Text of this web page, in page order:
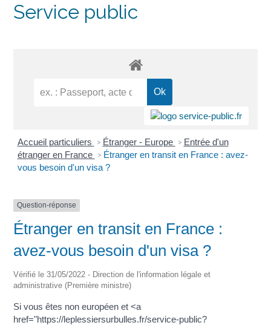
Service public
Accueil particuliers > Étranger - Europe > Entrée d'un
étranger en France > Étranger en transit en France : avez-
vous besoin d'un visa ?
Question-réponse
Étranger en transit en France :
avez-vous besoin d'un visa ?
Vérifié le 31/05/2022 - Direction de l'information légale et
administrative (Première ministre)
Si vous êtes non européen et <a
href="https://leplessiersurbulles.fr/service-public?